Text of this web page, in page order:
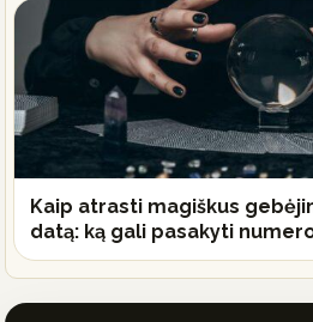
Kaip atrasti magiškus
datą: ką gali pasakyti